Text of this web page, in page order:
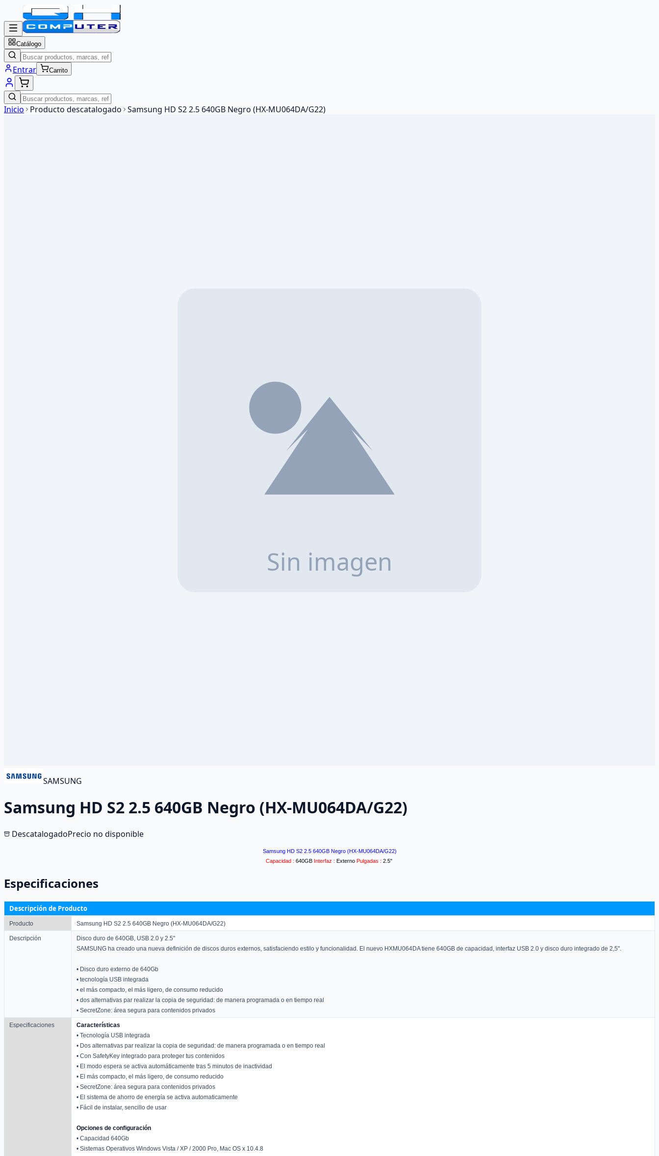
Catálogo
Entrar Carrito
Inicio Producto descatalogado Samsung HD S2 2.5 640GB Negro (HX-MU064DA/G22)
SAMSUNG
Samsung HD S2 2.5 640GB Negro (HX-MU064DA/G22)
DescatalogadoPrecio no disponible
Samsung HD S2 2.5 640GB Negro (HX-MU064DA/G22)
Capacidad : 640GB Interfaz : Externo Pulgadas : 2.5"
Especificaciones
Descripción de Producto
Producto Samsung HD S2 2.5 640GB Negro (HX-MU064DA/G22)
Descripción
Disco duro de 640GB, USB 2.0 y 2.5"
SAMSUNG ha creado una nueva definición de discos duros externos, satisfaciendo estilo y funcionalidad. El nuevo HXMU064DA tiene 640GB de capacidad, interfaz USB 2.0 y disco duro integrado de 2,5".
• Disco duro externo de 640Gb
• tecnología USB integrada
• el más compacto, el más ligero, de consumo reducido
• dos alternativas par realizar la copia de seguridad: de manera programada o en tiempo real
• SecretZone: área segura para contenidos privados
Especificaciones
Características
• Tecnología USB integrada
• Dos alternativas par realizar la copia de seguridad: de manera programada o en tiempo real
• Con SafetyKey integrado para proteger tus contenidos
• El modo espera se activa automáticamente tras 5 minutos de inactividad
• El más compacto, el más ligero, de consumo reducido
• SecretZone: área segura para contenidos privados
• El sistema de ahorro de energía se activa automaticamente
• Fácil de instalar, sencillo de usar
Opciones de configuración
• Capacidad 640Gb
• Sistemas Operativos Windows Vista / XP / 2000 Pro, Mac OS x 10.4.8